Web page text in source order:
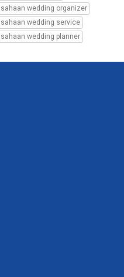
wedding organizer
wedding service
wedding planner